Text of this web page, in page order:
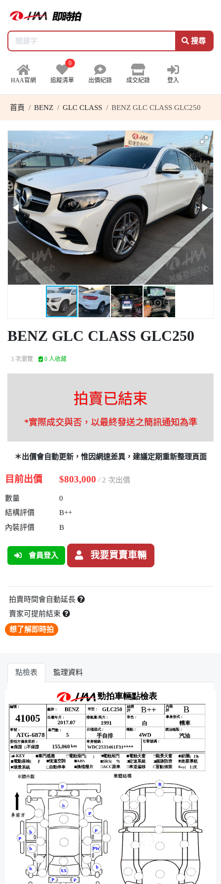
搜尋
HAA官網
0
追蹤清單 出價紀錄 成交紀錄 登入
首頁 BENZ GLC CLASS BENZ GLC CLASS GLC250
BENZ GLC CLASS GLC250
3 次瀏覽 0 人收藏
拍賣已結束
*實際成交與否，以最終發送之簡訊通知為準
＊出價會自動更新，惟因網速差異，建議定期重新整理頁面
目前出價 $803,000 / 2 次出價
數量
0
結構評價
B++
內裝評價
B
會員登入 我要買賣車輛
拍賣時間會自動延長
賣家可提前結束
想了解即時拍
點檢表 監理資料